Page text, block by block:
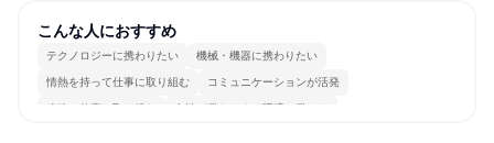
こんな人におすすめ
テクノロジーに携わりたい 機械・機器に携わりたい
情熱を持って仕事に取り組む コミュニケーションが活発
冷静に仕事に取り組む 女性が働きやすい環境で働ける